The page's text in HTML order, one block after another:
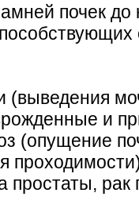
почек до
(выведения
и
(опущение
рак